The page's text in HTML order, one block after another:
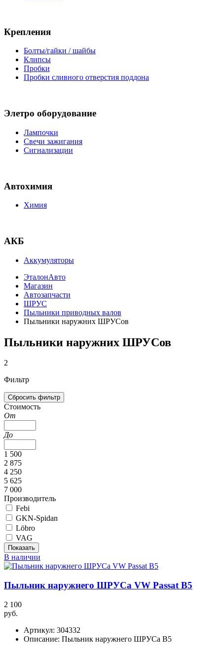
Крепления
Болты/гайки / шайбы
Клипсы
Пробки
Пробки сливного отверстия поддона
Элетро оборудование
Лампочки
Свечи зажигания
Сигнализации
Автохимия
Химия
АКБ
Аккумуляторы
ЭталонАвто
Магазин
Автозапчасти
ШРУС
Пыльники приводных валов
Пыльники наружних ШРУСов
Пыльники наружних ШРУСов
2
Фильтр
Стоимость
От
До
1 500
2 875
4 250
5 625
7 000
Производитель
Febi
GKN-Spidan
Löbro
VAG
В наличии
Пыльник наружнего ШРУСа VW Passat B5
2 100
руб.
Артикул: 304332
Описание: Пыльник наружнего ШРУСа B5